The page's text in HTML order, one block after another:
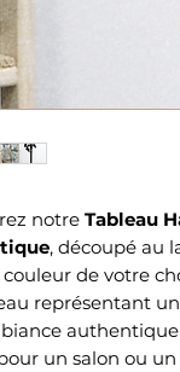
notre Tableau
, découpé au
de votre
représentant
un salon ou